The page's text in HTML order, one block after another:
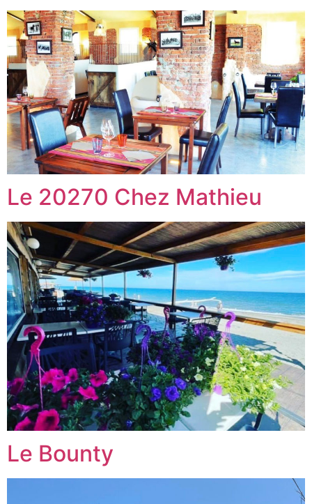
Le 20270 Chez Mathieu
Le Bounty